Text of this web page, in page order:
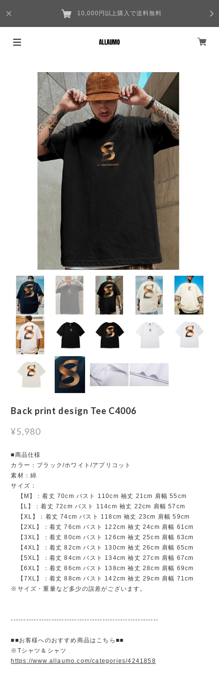
10,000円以上購入で送料無料
Back print design Tee C4006
¥5,980
■商品仕様
カラー：ブラック/ホワイト/アプリコット
素材：綿
サイズ：
【M】：着丈 70cm バスト 110cm 袖丈 21cm 肩幅 55cm
【L】：着丈 72cm バスト 114cm 袖丈 22cm 肩幅 57cm
【XL】：着丈 74cm バスト 118cm 袖丈 23cm 肩幅 59cm
【2XL】：着丈 76cm バスト 122cm 袖丈 24cm 肩幅 61cm
【3XL】：着丈 80cm バスト 126cm 袖丈 25cm 肩幅 63cm
【4XL】：着丈 82cm バスト 130cm 袖丈 26cm 肩幅 65cm
【5XL】：着丈 84cm バスト 134cm 袖丈 27cm 肩幅 67cm
【6XL】：着丈 86cm バスト 138cm 袖丈 28cm 肩幅 69cm
【7XL】：着丈 88cm バスト 142cm 袖丈 29cm 肩幅 71cm
※サイズ・重量など多少の誤差がございます。
----------------------------------------------------------
■■お客様へのおすすめ商品はこちら■■
※Tシャツ＆シャツ
https://www.allaumo.com/categories/4241858